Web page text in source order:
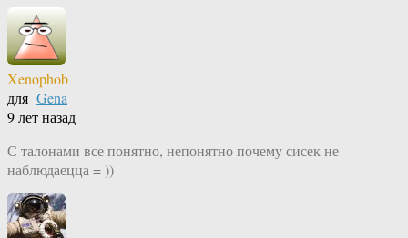
Xenophob
для Gena
9 лет назад
С талонами все понятно, непонятно почему сисек не
наблюдаецца = ))